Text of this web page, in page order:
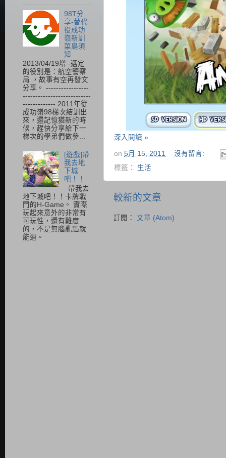
深入閱讀 »
on 5月 15, 2011
沒有留言:
標籤： 生活
較新的文章
訂閱： 文章 (Atom)
98T分
享-替代
役成功
嶺新訓
菜鳥須
知
2013/04/19增 -選定
的役別是：航空警察
局 ，故事有空再發文
分享。 -----------------
---------------------------
------------- 2011年從
成功嶺98梯次結訓出
來，還記憶猶新的時
候，趕快分享給下一
梯次的學弟們做參...
[遊戲]帶
我去地
下城
吧！！
帶我去
地下城吧！！卡牌戰
鬥的H-Game。 實際
玩起來意外的非常有
可玩性，還有難度
的，不是無腦亂點就
能過。